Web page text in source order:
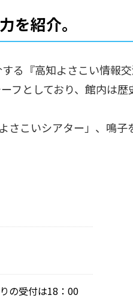
を紹介。
る『高知よさこい情報交
としており、館内は
こいシアター」、鳴
の受付は18：00